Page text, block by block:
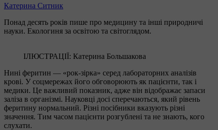
Катерина Ситник
Понад десять років пише про медицину та інші природничі
науки. Екологиня за освітою та світоглядом.
ІЛЮСТРАЦІЇ: Катерина Большакова
Нині феритин — «рок-зірка» серед лабораторних аналізів
крові. У соцмережах його обговорюють як пацієнти, так і
медики. Це важливий показник, адже він відображає запаси
заліза в організмі. Науковці досі сперечаються, який рівень
феритину нормальний. Різні посібники вказують різні
значення. Тим часом пацієнти розгублені та не знають, кого
слухати.